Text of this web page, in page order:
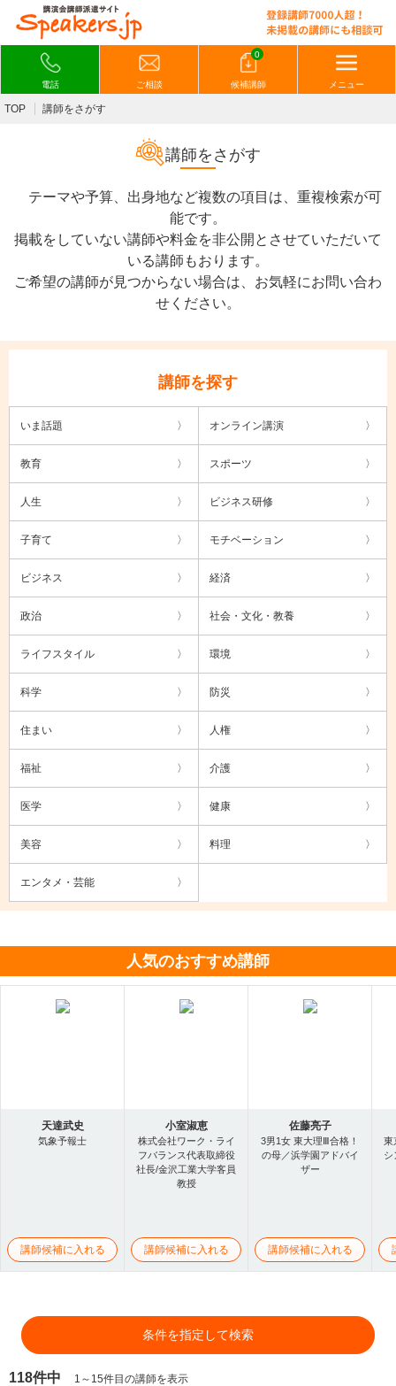
電話 ご相談
0
候補講師 メニュー
TOP 講師をさがす
講師をさがす
テーマや予算、出身地など複数の項目は、重複検索が可
能です。
掲載をしていない講師や料金を非公開とさせていただいて
いる講師もおります。
ご希望の講師が見つからない場合は、お気軽にお問い合わ
せください。
講師を探す
いま話題 オンライン講演
教育 スポーツ
人生 ビジネス研修
子育て モチベーション
ビジネス 経済
政治 社会・文化・教養
ライフスタイル 環境
科学 防災
住まい 人権
福祉 介護
医学 健康
美容 料理
エンタメ・芸能
人気のおすすめ講師
天達武史
気象予報士
講師候補に入れる
小室淑恵
株式会社ワーク・ライ
フバランス代表取締役
社長/金沢工業大学客員
教授
講師候補に入れる
佐藤亮子
3男1女 東大理Ⅲ合格！
の母／浜学園アドバイ
ザー
講師候補に入れる
東
シ
条件を指定して検索
118件中 1～15件目の講師を表示